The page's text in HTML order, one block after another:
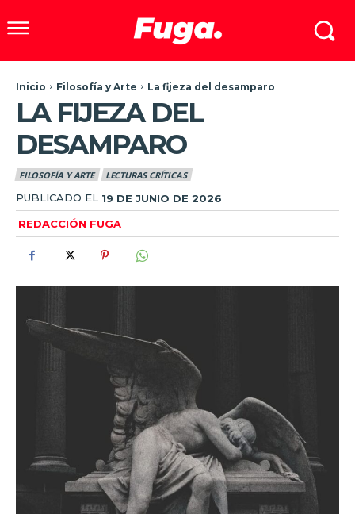
Inicio Filosofía y Arte La fijeza del desamparo
LA FIJEZA DEL
DESAMPARO
FILOSOFÍA Y ARTE LECTURAS CRÍTICAS
PUBLICADO EL 19 DE JUNIO DE 2026
REDACCIÓN FUGA